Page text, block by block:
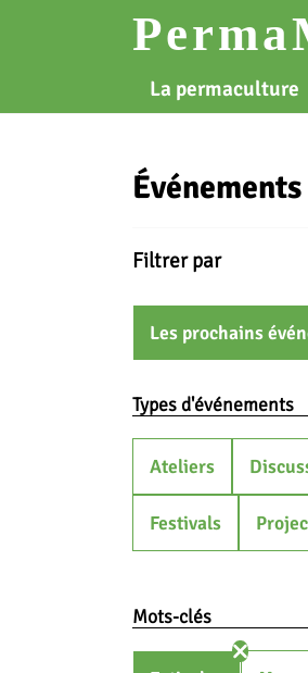
La permaculture
Événements
Filtrer par
Les prochains
Types d'événements
Ateliers
Festivals
Mots-clés